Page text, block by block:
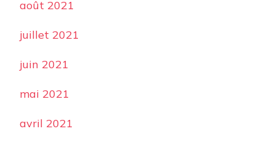
août 2021
juillet 2021
juin 2021
mai 2021
avril 2021